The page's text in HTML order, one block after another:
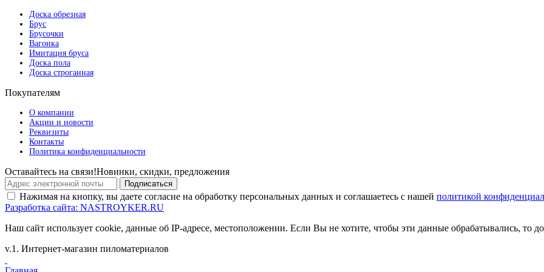
Доска обрезная
Брус
Брусочки
Вагонка
Имитация бруса
Доска пола
Доска строганная
Покупателям
О компании
Акции и новости
Реквизиты
Контакты
Политика конфиденциальности
Оставайтесь на связи!Новинки, скидки, предложения
Подписаться
Нажимая на кнопку, вы даете согласие на обработку персональных данных и соглашаетесь с нашей политикой
Разработка сайта: NASTROYKER.RU
Наш сайт использует cookie, данные об IP-адресе, местоположении. Если Вы не хотите, чтобы эти данные обрабатывались, то
v.1. Интернет-магазин пиломатериалов